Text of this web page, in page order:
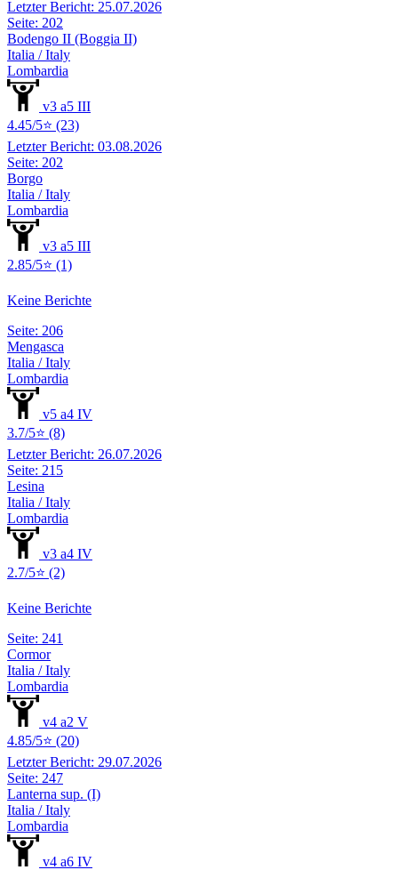
Letzter Bericht: 25.07.2026
Seite: 202
Bodengo II (Boggia II)
Italia / Italy
Lombardia
v3 a5 III
4.45/5⭐ (23)
Letzter Bericht: 03.08.2026
Seite: 202
Borgo
Italia / Italy
Lombardia
v3 a5 III
2.85/5⭐ (1)
Keine Berichte
Seite: 206
Mengasca
Italia / Italy
Lombardia
v5 a4 IV
3.7/5⭐ (8)
Letzter Bericht: 26.07.2026
Seite: 215
Lesina
Italia / Italy
Lombardia
v3 a4 IV
2.7/5⭐ (2)
Keine Berichte
Seite: 241
Cormor
Italia / Italy
Lombardia
v4 a2 V
4.85/5⭐ (20)
Letzter Bericht: 29.07.2026
Seite: 247
Lanterna sup. (I)
Italia / Italy
Lombardia
v4 a6 IV